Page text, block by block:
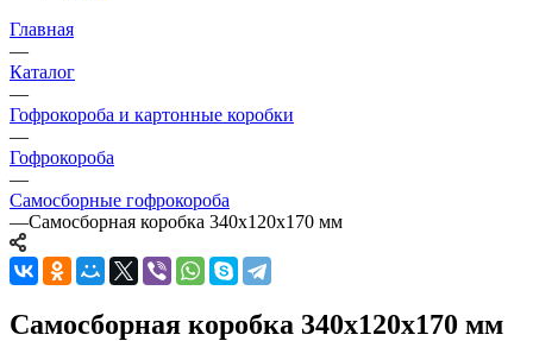
Главная
—
Каталог
—
Гофрокороба и картонные коробки
—
Гофрокороба
—
Самосборные гофрокороба
—Самосборная коробка 340х120х170 мм
Самосборная коробка 340х120х170 мм